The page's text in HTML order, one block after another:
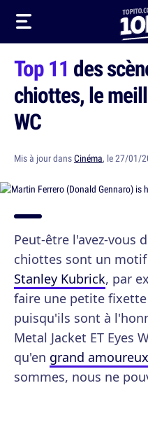
Top 11 des
chiottes, le
WC
Mis à jour dansCinéma, le 27/01/
Peut-être l'avez-vous
chiottes sont un
Stanley Kubrick, par
faire une petite
puisqu'ils sont à
Metal Jacket ET Eyes
qu'en grand
sommes, nous ne